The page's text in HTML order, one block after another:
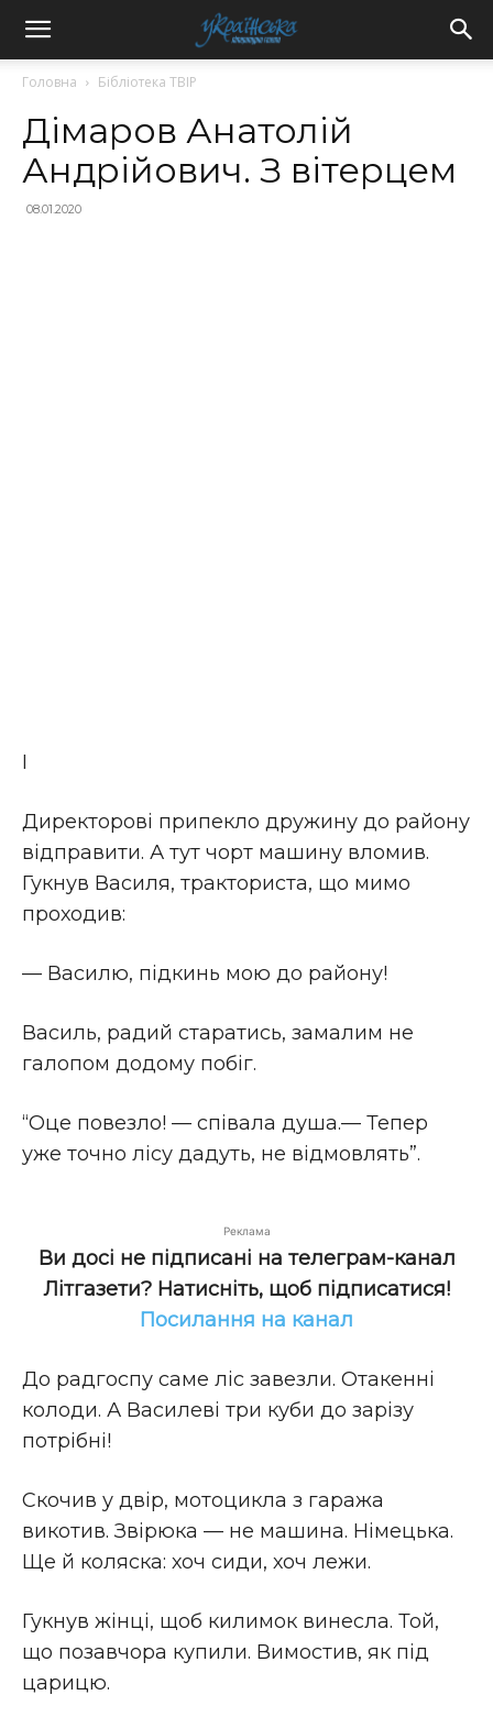
Головна Бібліотека ТВІР
Дімаров Анатолій
Андрійович. З вітерцем
08.01.2020
І
Директорові припекло дружину до району
відправити. А тут чорт машину вломив.
Гукнув Василя, тракториста, що мимо
проходив:
— Василю, підкинь мою до району!
Василь, радий старатись, замалим не
галопом додому побіг.
“Оце повезло! — співала душа.— Тепер
уже точно лісу дадуть, не відмовлять”.
Реклама
Ви досі не підписані на телеграм-канал
Літгазети? Натисніть, щоб підписатися!
Посилання на канал
До радгоспу саме ліс завезли. Отакенні
колоди. А Василеві три куби до зарізу
потрібні!
Скочив у двір, мотоцикла з гаража
викотив. Звірюка — не машина. Німецька.
Ще й коляска: хоч сиди, хоч лежи.
Гукнув жінці, щоб килимок винесла. Той,
що позавчора купили. Вимостив, як під
царицю.